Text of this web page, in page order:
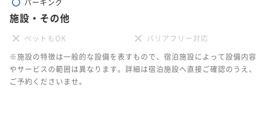
施設・その他
ペットもOK
バリアフリー対応
※施設の特徴は一般的な設備を表すもので、宿泊施設によって設備内容
やサービスの範囲は異なります。詳細は宿泊施設へ直接ご確認のうえ、
ご予約くださいませ。